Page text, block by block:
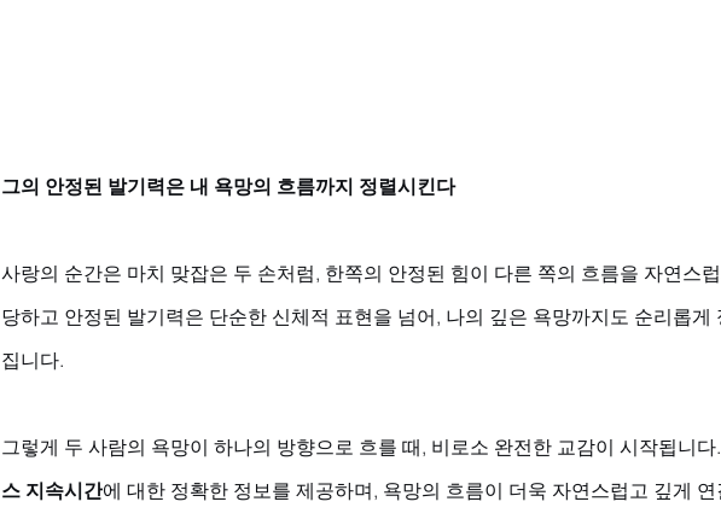
그의 안정된 발기력은 내 욕망의 흐름까지 정렬시킨다
사랑의 순간은 마치 맞잡은 두 손처럼, 한쪽의 안정된 힘이 다른 쪽의 흐름을 자연스
당하고 안정된 발기력은 단순한 신체적 표현을 넘어, 나의 깊은 욕망까지도 순리롭게
집니다.
그렇게 두 사람의 욕망이 하나의 방향으로 흐를 때, 비로소 완전한 교감이 시작됩니다.
스 지속시간에 대한 정확한 정보를 제공하며, 욕망의 흐름이 더욱 자연스럽고 깊게